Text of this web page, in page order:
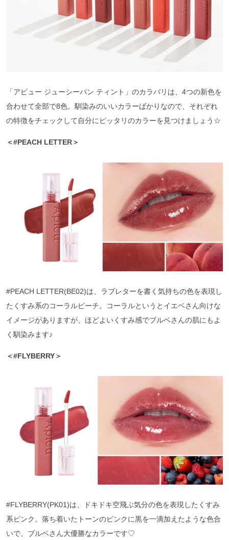
「アピュー ジューシーパン ティント」のカラバリは、4つの新色を
合わせて全部で8色。馴染みのいいカラーばかりなので、それぞれ
の特徴をチェックして自分にピッタリのカラーを見つけましょう☆
＜#PEACH LETTER＞
#PEACH LETTER(BE02)は、ラブレターを書く気持ちの色を表現し
たくすみ系のコーラルピーチ。コーラルというとイエベさん向けな
イメージがありますが、ほどよいくすみ感でブルベさんの肌にもよ
く馴染みます♪
＜#FLYBERRY＞
#FLYBERRY(PK01)は、ドキドキ空飛ぶ気分の色を表現したくすみ
系ピンク。落ち着いたトーンのピンクに黒を一滴加えたような色合
いで、ブルベさん大優勝なカラーです♡